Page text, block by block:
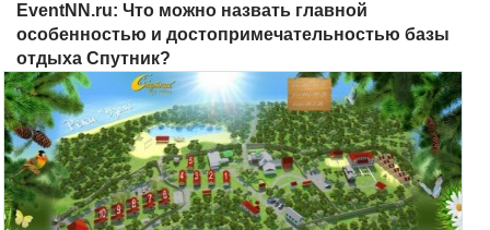
EventNN.ru: Что можно назвать главной
особенностью и достопримечательностью базы
отдыха Спутник?